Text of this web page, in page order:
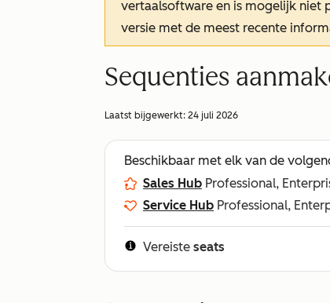
vertaalsoftware en is mogelijk niet
versie met de meest recente
Sequenties
Laatst bijgewerkt: 24 juli 2026
Beschikbaar met elk van de
Sales Hub Professional,
Service Hub Professional,
Vereiste seats